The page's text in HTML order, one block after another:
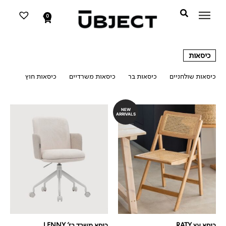
לתוכן
0
עגלת
קניות
כיסאות
כיסאות שולחניים כיסאות בר כיסאות משרדיים כיסאות חוץ כיסאות
NEW
ARRIVALS